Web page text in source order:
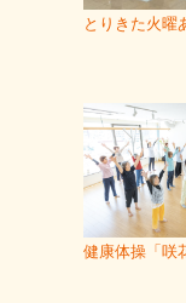
とりきた火曜
健康体操「咲